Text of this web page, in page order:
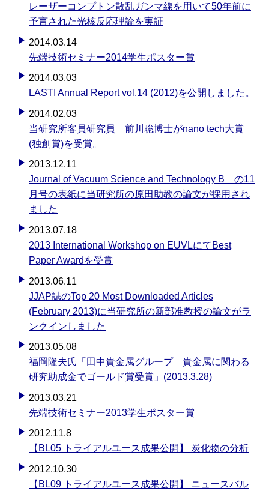
レーザーコンプトン散乱ガンマ線を用いて50年前に
予言された光核反応理論を実証
2014.03.14
先端技術セミナー2014学生ポスター賞
2014.03.03
LASTI Annual Report vol.14 (2012)を公開しました。
2014.02.03
当研究所客員研究員 前川聡博士がnano tech大賞
(独創賞)を受賞。
2013.12.11
Journal of Vacuum Science and Technology B の11
月号の表紙に当研究所の原田助教の論文が採用され
ました
2013.07.18
2013 International Workshop on EUVLにてBest
Paper Awardを受賞
2013.06.11
JJAP誌のTop 20 Most Downloaded Articles
(February 2013)に当研究所の新部准教授の論文がラ
ンクインしました
2013.05.08
福岡隆夫氏「田中貴金属グループ 貴金属に関わる
研究助成金でゴールド賞受賞」(2013.3.28)
2013.03.21
先端技術セミナー2013学生ポスター賞
2012.11.8
【BL05 トライアルユース成果公開】 炭化物の分析
2012.10.30
【BL09 トライアルユース成果公開】 ニュースバル